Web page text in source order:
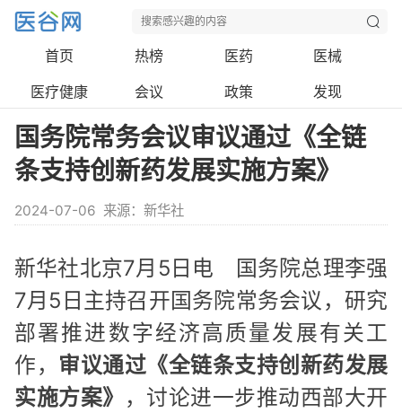
首页 热榜 医药
医械
医疗健康
会议 政策 发现
国务院常务会议审议通过《全链
条支持创新药发展实施方案》
2024-07-06 来源：新华社
新华社北京7月5日电 国务院总理李强
7月5日主持召开国务院常务会议，研究
部署推进数字经济高质量发展有关工
作， 审议通过《全链条支持创新药发展
实施方案》 ，讨论进一步推动西部大开